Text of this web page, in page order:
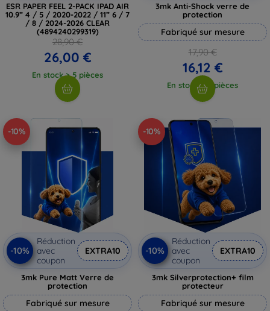
ESR PAPER FEEL 2-PACK IPAD AIR
10.9” 4 / 5 / 2020-2022 / 11” 6 / 7
/ 8 / 2024-2026 CLEAR
(4894240299319)
28,90 €
26,00 €
En stock > 5 pièces
3mk Anti-Shock verre de
protection
Fabriqué sur mesure
17,90 €
16,12 €
En stock > 5 pièces
-10%
-10%
Réduction
avec
coupon
EXTRA10
3mk Pure Matt Verre de
protection
Fabriqué sur mesure
-10%
-10%
Réduction
avec
coupon
EXTRA10
3mk Silverprotection+ film
protecteur
Fabriqué sur mesure